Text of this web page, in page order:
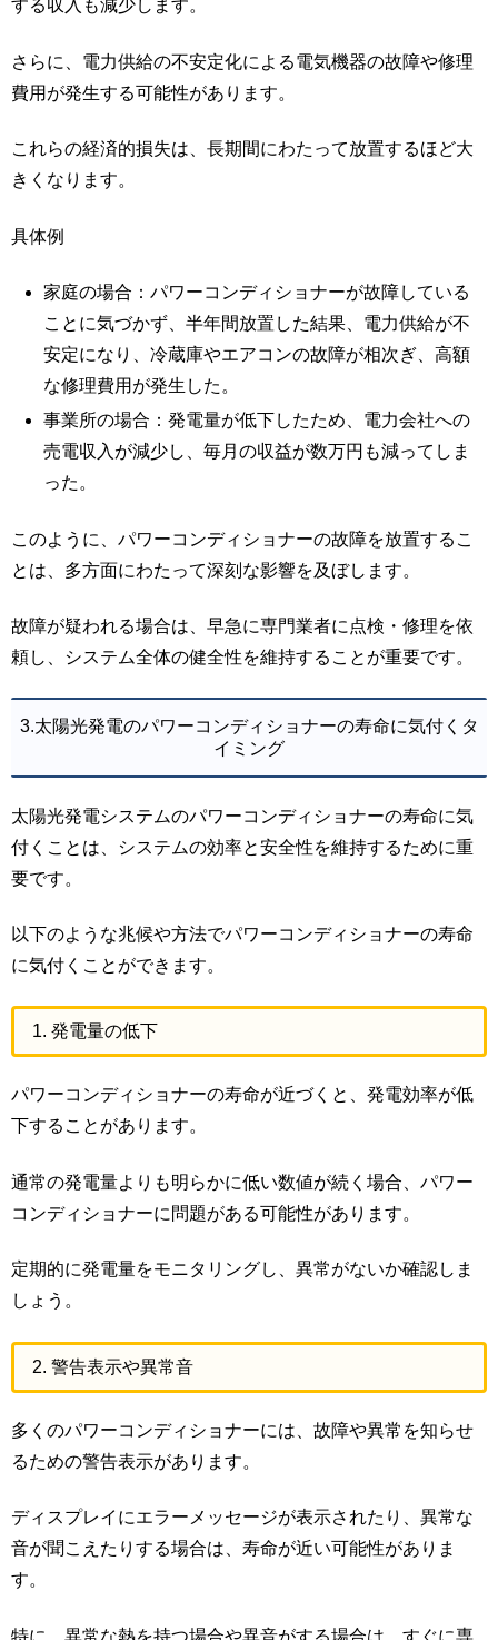
する収入も減少します。
さらに、電力供給の不安定化による電気機器の故障や修理
費用が発生する可能性があります。
これらの経済的損失は、長期間にわたって放置するほど大
きくなります。
具体例
家庭の場合：パワーコンディショナーが故障している
ことに気づかず、半年間放置した結果、電力供給が不
安定になり、冷蔵庫やエアコンの故障が相次ぎ、高額
な修理費用が発生した。
事業所の場合：発電量が低下したため、電力会社への
売電収入が減少し、毎月の収益が数万円も減ってしま
った。
このように、パワーコンディショナーの故障を放置するこ
とは、多方面にわたって深刻な影響を及ぼします。
故障が疑われる場合は、早急に専門業者に点検・修理を依
頼し、システム全体の健全性を維持することが重要です。
3.太陽光発電のパワーコンディショナーの寿命に気付くタ
イミング
太陽光発電システムのパワーコンディショナーの寿命に気
付くことは、システムの効率と安全性を維持するために重
要です。
以下のような兆候や方法でパワーコンディショナーの寿命
に気付くことができます。
1. 発電量の低下
パワーコンディショナーの寿命が近づくと、発電効率が低
下することがあります。
通常の発電量よりも明らかに低い数値が続く場合、パワー
コンディショナーに問題がある可能性があります。
定期的に発電量をモニタリングし、異常がないか確認しま
しょう。
2. 警告表示や異常音
多くのパワーコンディショナーには、故障や異常を知らせ
るための警告表示があります。
ディスプレイにエラーメッセージが表示されたり、異常な
音が聞こえたりする場合は、寿命が近い可能性がありま
す。
特に、異常な熱を持つ場合や異音がする場合は、すぐに専